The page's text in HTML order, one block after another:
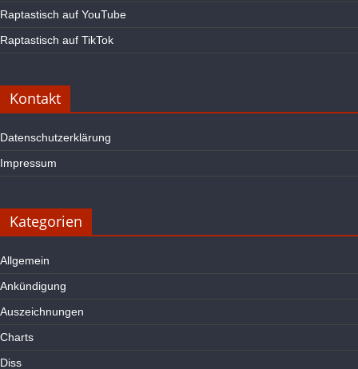
Raptastisch auf YouTube
Raptastisch auf TikTok
Kontakt
Datenschutzerklärung
Impressum
Kategorien
Allgemein
Ankündigung
Auszeichnungen
Charts
Diss